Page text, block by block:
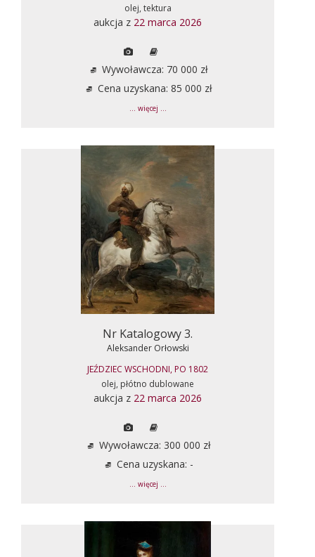
olej, tektura
aukcja z 22 marca 2026
Wywoławcza: 70 000 zł
Cena uzyskana: 85 000 zł
... więcej ...
Nr Katalogowy 3.
Aleksander Orłowski
JEŹDZIEC WSCHODNI, PO 1802
olej, płótno dublowane
aukcja z 22 marca 2026
Wywoławcza: 300 000 zł
Cena uzyskana: -
... więcej ...